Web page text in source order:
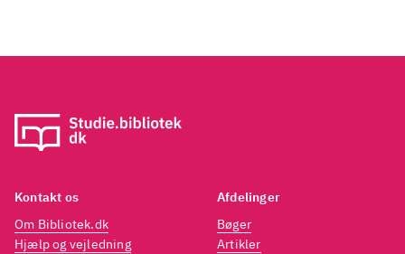
Kontakt os
Om Bibliotek.dk
Hjælp og vejledning
Afdelinger
Bøger
Artikler